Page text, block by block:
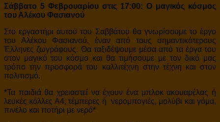
Σάββατο 5 Φεβρουαρίου στις 17:00: Ο μαγικός κόσμος
του Αλέκου Φασιανού
Στο εργαστήρι αυτού του Σαββάτου θα γνωρίσουμε το έργο
του Αλέκου Φασιανού, έναν από τους σημαντικότερους
Έλληνες ζωγράφους. Θα ταξιδέψουμε μέσα από τα έργα του
στον μαγικό του κόσμο και θα τιμήσουμε με τον δικό μας
τρόπο την προσφορά του καλλιτέχνη στην τέχνη και στον
πολιτισμό.
*Τα παιδιά θα χρειαστεί να έχουν ένα μπλοκ ακουαρέλας ή
λευκές κόλλες Α4, τέμπερες ή νερομπογιές, μολύβι και γόμα,
πινέλο και ποτήρι με νερό*